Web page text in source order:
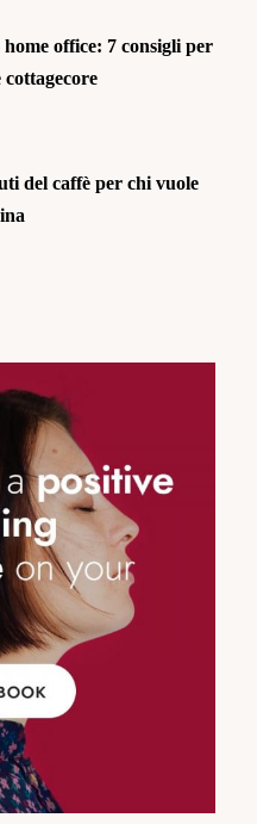
office: 7 consigli per
del caffè per chi vuole